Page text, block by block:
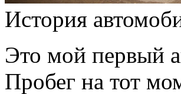
История
Это мой первый
Пробег на тот